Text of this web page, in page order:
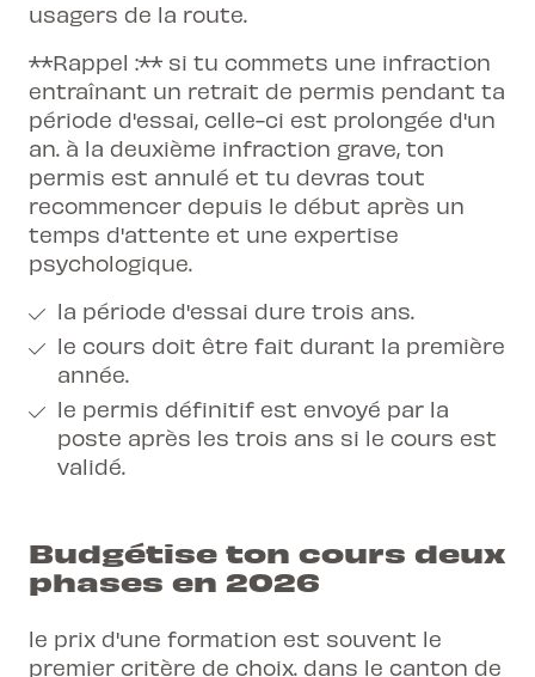
usagers de la route.
**Rappel :** si tu commets une infraction
entraînant un retrait de permis pendant ta
période d'essai, celle-ci est prolongée d'un
an. à la deuxième infraction grave, ton
permis est annulé et tu devras tout
recommencer depuis le début après un
temps d'attente et une expertise
psychologique.
la période d'essai dure trois ans.
le cours doit être fait durant la première
année.
le permis définitif est envoyé par la
poste après les trois ans si le cours est
validé.
Budgétise ton cours deux
phases en 2026
le prix d'une formation est souvent le
premier critère de choix. dans le canton de